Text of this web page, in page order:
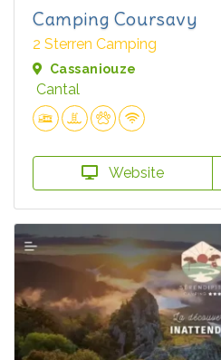
Camping Coursavy
2 Sterren Camping
Cassaniouze
Cantal
Website